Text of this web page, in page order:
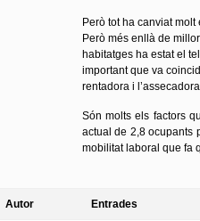
Però tot ha canviat
Però més enllà de
habitatges ha estat el
important que va
rentadora i
Són molts els factors
actual de 2,8 ocupants
mobilitat laboral que fa
Autor Entrades